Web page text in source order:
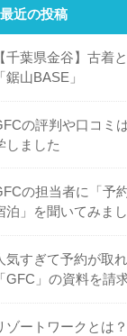
最近の投稿
千葉県金谷】古着
鋸山BASE」
の評判や口コミ
しました
の担当者に「予
泊」を聞いてみまし
気すぎて予約が取
GFC」の資料を請
ゾートワークとは